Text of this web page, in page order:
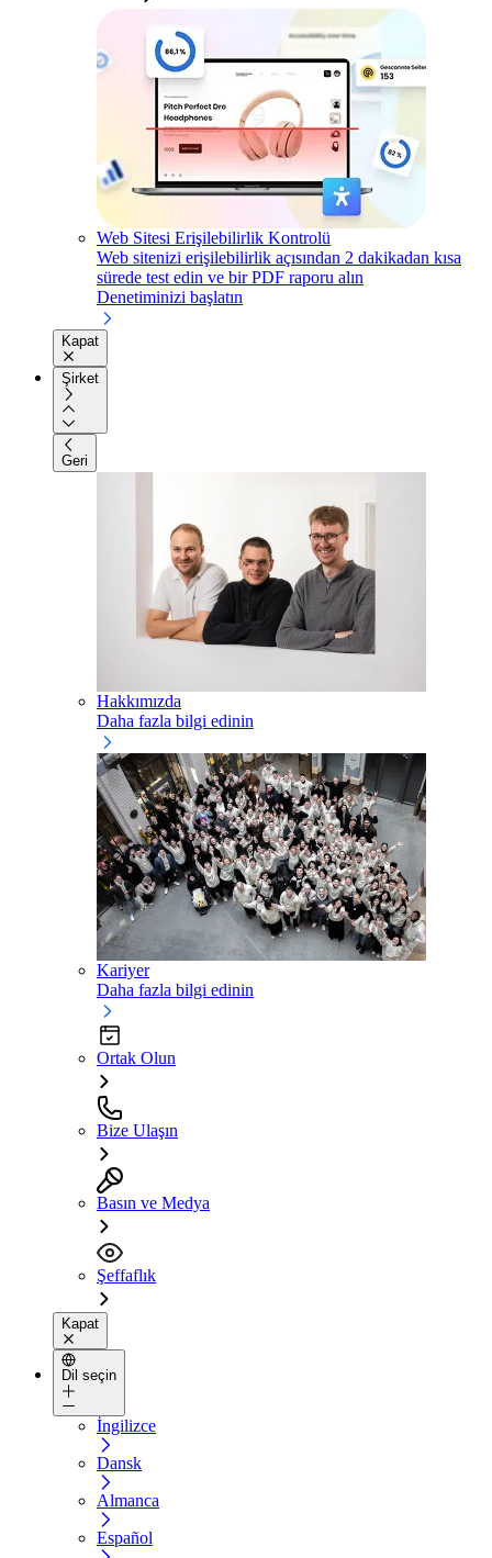
Web Sitesi Erişilebilirlik Kontrolü
Web sitenizi erişilebilirlik açısından 2 dakikadan kısa
sürede test edin ve bir PDF raporu alın
Denetiminizi başlatın
Kapat
Şirket
Geri
Hakkımızda
Daha fazla bilgi edinin
Kariyer
Daha fazla bilgi edinin
Ortak Olun
Bize Ulaşın
Basın ve Medya
Şeffaflık
Kapat
Dil seçin
İngilizce
Dansk
Almanca
Español